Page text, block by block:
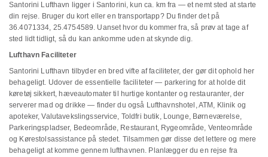
Santorini Lufthavn ligger i Santorini, kun ca. km fra — et nemt sted at starte
din rejse. Bruger du kort eller en transportapp? Du finder det på
36.4071334, 25.4754589. Uanset hvor du kommer fra, så prøv at tage af
sted lidt tidligt, så du kan ankomme uden at skynde dig.
Lufthavn Faciliteter
Santorini Lufthavn tilbyder en bred vifte af faciliteter, der gør dit ophold her
behageligt. Udover de essentielle faciliteter — parkering for at holde dit
køretøj sikkert, hæveautomater til hurtige kontanter og restauranter, der
serverer mad og drikke — finder du også Lufthavnshotel, ATM, Klinik og
apoteker, Valutavekslingsservice, Toldfri butik, Lounge, Børneværelse,
Parkeringspladser, Bedeområde, Restaurant, Rygeområde, Venteområde
og Kørestolsassistance på stedet. Tilsammen gør disse det lettere og mere
behageligt at komme gennem lufthavnen. Planlægger du en rejse fra